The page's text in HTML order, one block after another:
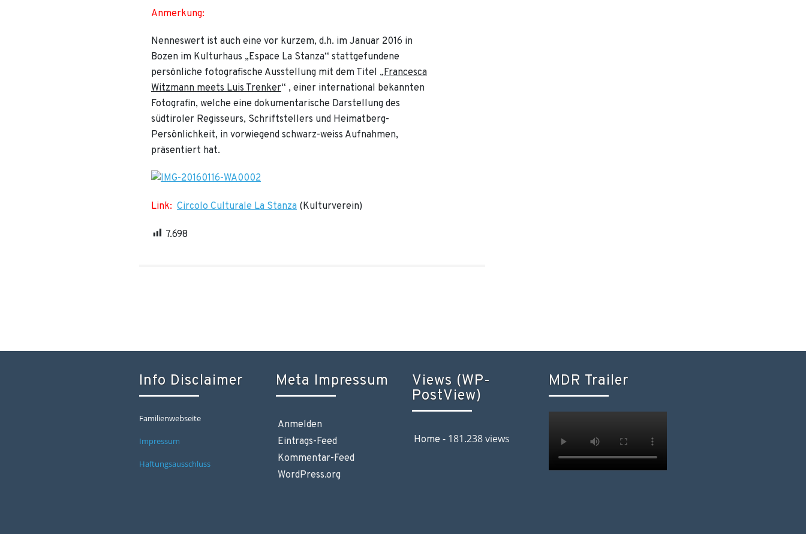
Anmerkung:
Nenneswert ist auch eine vor kurzem, d.h. im Januar 2016 in
Bozen im Kulturhaus „Espace La Stanza“ stattgefundene
persönliche fotografische Ausstellung mit dem Titel „Francesca
Witzmann meets Luis Trenker“ , einer international bekannten
Fotografin, welche eine dokumentarische Darstellung des
südtiroler Regisseurs, Schriftstellers und Heimatberg-
Persönlichkeit, in vorwiegend schwarz-weiss Aufnahmen,
präsentiert hat.
Link: Circolo Culturale La Stanza (Kulturverein)
7.698
Info Disclaimer
Familienwebseite
Impressum
Haftungsausschluss
Meta Impressum
Anmelden
Eintrags-Feed
Kommentar-Feed
WordPress.org
Views (WP-
PostView)
Home - 181.238 views
MDR Trailer